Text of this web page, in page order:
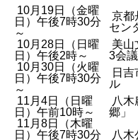
10月19日（金曜
日）午後7時30分
～
京都
セン
10月28日（日曜
日）午後2時～
美
3会
10月30日（火曜
日）午後7時30分
～
日
ル
11月4日（日曜
日）午前10時～
八木
郷」
11月8日（木曜
日）午後7時30分
八